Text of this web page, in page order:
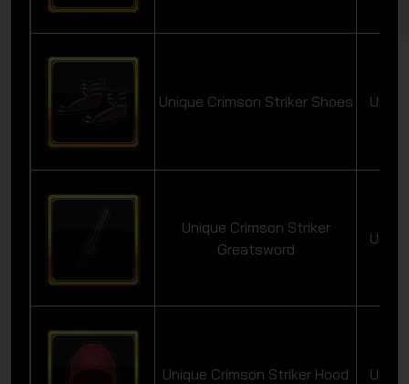
Unique Crimson Striker Shoes
Unique Crimson Striker
Greatsword
Unique Crimson Striker Hood